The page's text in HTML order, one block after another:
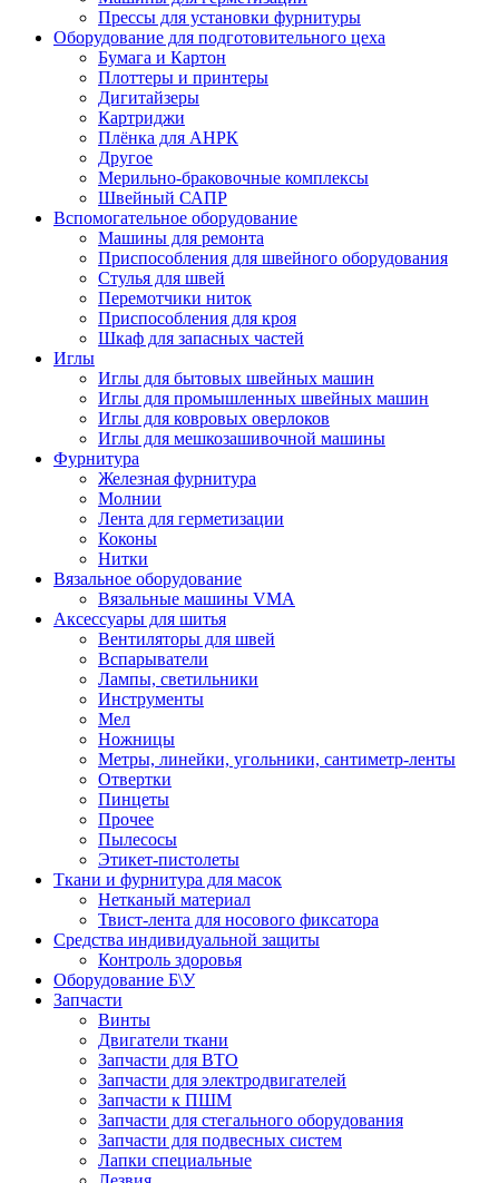
Прессы для установки фурнитуры
Оборудование для подготовительного цеха
Бумага и Картон
Плоттеры и принтеры
Дигитайзеры
Картриджи
Плёнка для АНРК
Другое
Мерильно-браковочные комплексы
Швейный САПР
Вспомогательное оборудование
Машины для ремонта
Приспособления для швейного оборудования
Стулья для швей
Перемотчики ниток
Приспособления для кроя
Шкаф для запасных частей
Иглы
Иглы для бытовых швейных машин
Иглы для промышленных швейных машин
Иглы для ковровых оверлоков
Иглы для мешкозашивочной машины
Фурнитура
Железная фурнитура
Молнии
Лента для герметизации
Коконы
Нитки
Вязальное оборудование
Вязальные машины VMA
Аксессуары для шитья
Вентиляторы для швей
Вспарыватели
Лампы, светильники
Инструменты
Мел
Ножницы
Метры, линейки, угольники, сантиметр-ленты
Отвертки
Пинцеты
Прочее
Пылесосы
Этикет-пистолеты
Ткани и фурнитура для масок
Нетканый материал
Твист-лента для носового фиксатора
Средства индивидуальной защиты
Контроль здоровья
Оборудование Б\У
Запчасти
Винты
Двигатели ткани
Запчасти для ВТО
Запчасти для электродвигателей
Запчасти к ПШМ
Запчасти для стегального оборудования
Запчасти для подвесных систем
Лапки специальные